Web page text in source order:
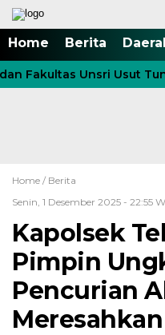
Home Berita
Fakultas Unsri Usut
Home / Berita
Senin, 1 Desember 2025 - 22:55
Kapolsek
Pimpin
Pencurian